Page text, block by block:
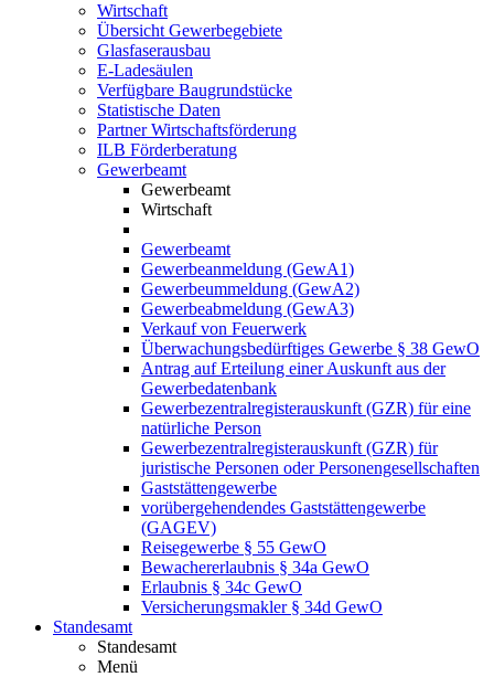
Wirtschaft
Übersicht Gewerbegebiete
Glasfaserausbau
E-Ladesäulen
Verfügbare Baugrundstücke
Statistische Daten
Partner Wirtschaftsförderung
ILB Förderberatung
Gewerbeamt
Gewerbeamt
Wirtschaft
Gewerbeamt
Gewerbeanmeldung (GewA1)
Gewerbeummeldung (GewA2)
Gewerbeabmeldung (GewA3)
Verkauf von Feuerwerk
Überwachungsbedürftiges Gewerbe § 38 GewO
Antrag auf Erteilung einer Auskunft aus der
Gewerbedatenbank
Gewerbezentralregisterauskunft (GZR) für eine
natürliche Person
Gewerbezentralregisterauskunft (GZR) für
juristische Personen oder Personengesellschaften
Gaststättengewerbe
vorübergehendendes Gaststättengewerbe
(GAGEV)
Reisegewerbe § 55 GewO
Bewachererlaubnis § 34a GewO
Erlaubnis § 34c GewO
Versicherungsmakler § 34d GewO
Standesamt
Standesamt
Menü